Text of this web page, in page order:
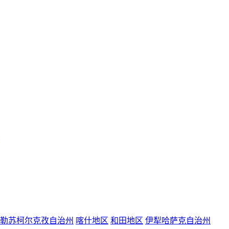
苏柯尔克孜自治州 喀什地区 和田地区 伊犁哈萨克自治州